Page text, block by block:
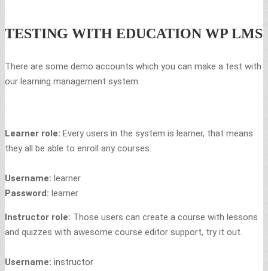
TESTING WITH EDUCATION WP LMS
There are some demo accounts which you can make a test with
our learning management system.
Learner role: Every users in the system is learner, that means
they all be able to enroll any courses.
Username: learner
Password: learner
Instructor role: Those users can create a course with lessons
and quizzes with awesome course editor support, try it out.
Username: instructor